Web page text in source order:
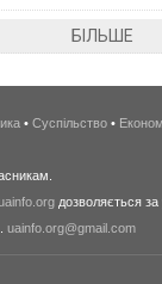
БІЛЬШЕ
• Суспільство •
дозволяється
uainfo.org@gmail.com